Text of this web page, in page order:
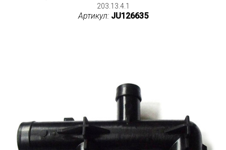
203.13.4.1
Артикул: JU126635